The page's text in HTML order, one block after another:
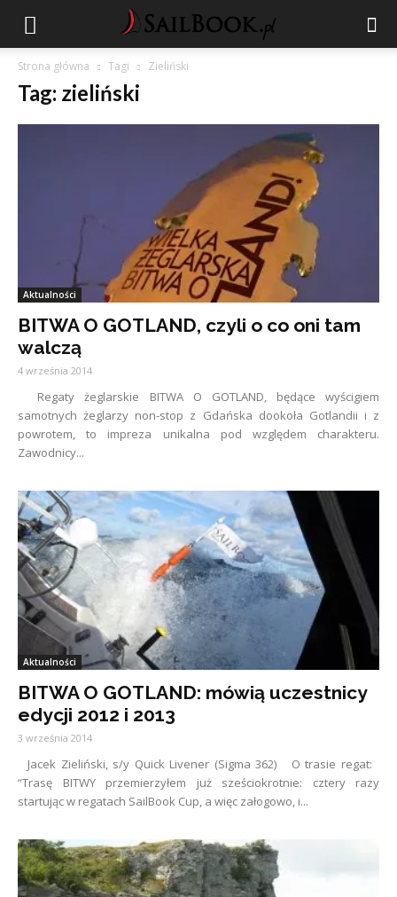
Strona główna Tagi Zieliński
Tag: zieliński
Aktualności
BITWA O GOTLAND, czyli o co oni tam
walczą
4 września 2014
Regaty żeglarskie BITWA O GOTLAND, będące wyścigiem
samotnych żeglarzy non-stop z Gdańska dookoła Gotlandii i z
powrotem, to impreza unikalna pod względem charakteru.
Zawodnicy...
Aktualności
BITWA O GOTLAND: mówią uczestnicy
edycji 2012 i 2013
3 września 2014
Jacek Zieliński, s/y Quick Livener (Sigma 362) O trasie regat:
“Trasę BITWY przemierzyłem już sześciokrotnie: cztery razy
startując w regatach SailBook Cup, a więc załogowo, i...